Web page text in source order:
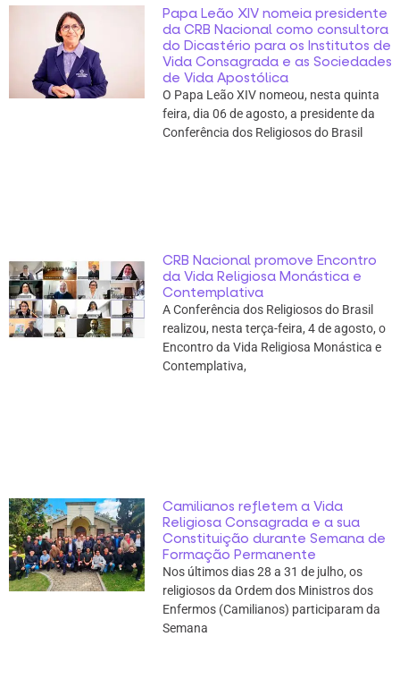
Papa Leão XIV nomeia presidente
da CRB Nacional como consultora
do Dicastério para os Institutos de
Vida Consagrada e as Sociedades
de Vida Apostólica
O Papa Leão XIV nomeou, nesta quinta
feira, dia 06 de agosto, a presidente da
Conferência dos Religiosos do Brasil
CRB Nacional promove Encontro
da Vida Religiosa Monástica e
Contemplativa
A Conferência dos Religiosos do Brasil
realizou, nesta terça-feira, 4 de agosto, o
Encontro da Vida Religiosa Monástica e
Contemplativa,
Camilianos refletem a Vida
Religiosa Consagrada e a sua
Constituição durante Semana de
Formação Permanente
Nos últimos dias 28 a 31 de julho, os
religiosos da Ordem dos Ministros dos
Enfermos (Camilianos) participaram da
Semana